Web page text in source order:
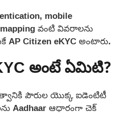
mobile
వంటి వివరాలను
AP Citizen eKYC అంటారు.
అంటే ఏమిటి?
పౌరుల యొక్క ఐడెంటిటీ
Aadhaar ఆధారంగా చెక్